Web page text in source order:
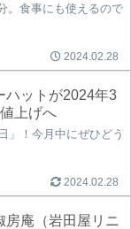
。食事にも使えるので
2024.02.28
ハットが2024年3
上げへ
」！今月中にぜひどう
2024.02.28
房庵（岩田屋リニ